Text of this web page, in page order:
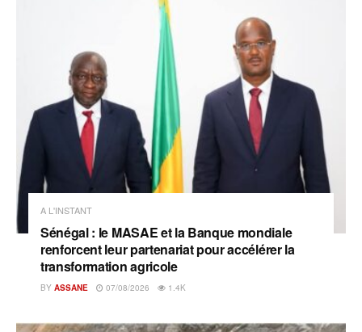
A L'INSTANT
Sénégal : le MASAE et la Banque mondiale
renforcent leur partenariat pour accélérer la
transformation agricole
BY ASSANE 07/08/2026 1.4K